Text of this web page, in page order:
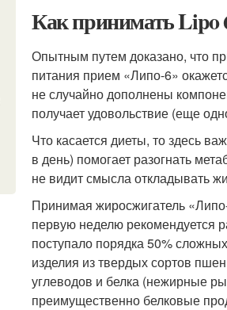
Как принимать Lipo
Опытным путем доказано, что
питания прием «Липо-6»
не случайно дополнены
получает удовольствие (еще
Что касается диеты, то здесь
в день) помогает разогнать
не видит смысла откладывать
Принимая жиросжигатель
первую неделю рекомендуется
поступало порядка 50%
изделия из твердых сортов
углеводов и белка (нежирные
преимущественно белковые